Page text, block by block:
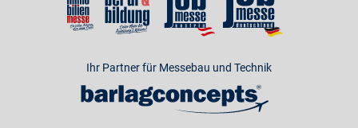
Ihr Partner für Messebau und Technik